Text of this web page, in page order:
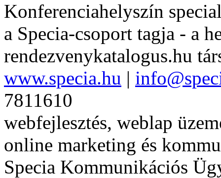
Konferenciahelyszín
a Specia-csoport tagja - a
rendezvenykatalogus.hu
www.specia.hu |
7811610
webfejlesztés, weblap
online marketing és
Specia Kommunikációs